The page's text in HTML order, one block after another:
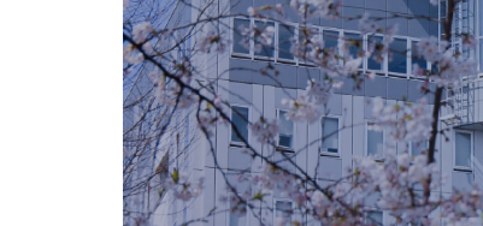
PROGRAMME
(ACADEMIC
YEAR
2026-
2027)